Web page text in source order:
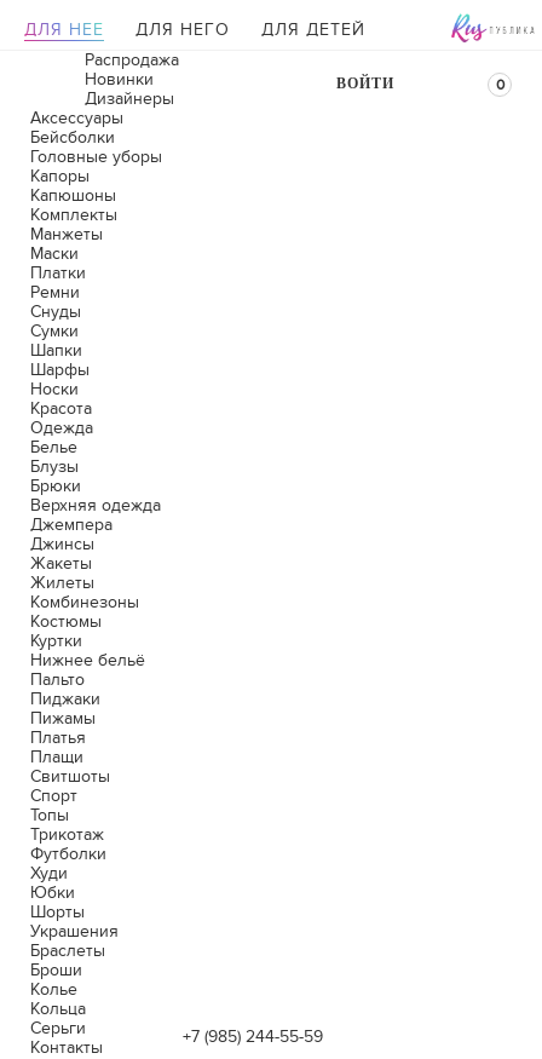
ДЛЯ НЕЕ ДЛЯ НЕГО ДЛЯ ДЕТЕЙ
0
ВОЙТИ
+7 (985) 244-55-59
Распродажа
Новинки
Дизайнеры
Аксессуары
Бейсболки
Головные уборы
Капоры
Капюшоны
Комплекты
Манжеты
Маски
Платки
Ремни
Снуды
Сумки
Шапки
Шарфы
Носки
Красота
Одежда
Белье
Блузы
Брюки
Верхняя одежда
Джемпера
Джинсы
Жакеты
Жилеты
Комбинезоны
Костюмы
Куртки
Нижнее бельё
Пальто
Пиджаки
Пижамы
Платья
Плащи
Свитшоты
Спорт
Топы
Трикотаж
Футболки
Худи
Юбки
Шорты
Украшения
Браслеты
Броши
Колье
Кольца
Серьги
Контакты